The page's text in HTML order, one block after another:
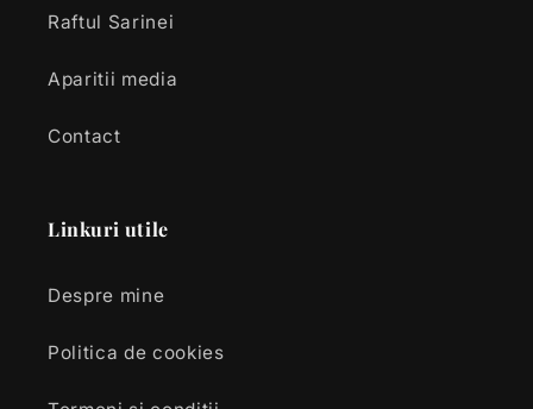
Raftul Sarinei
Aparitii media
Contact
Linkuri utile
Despre mine
Politica de cookies